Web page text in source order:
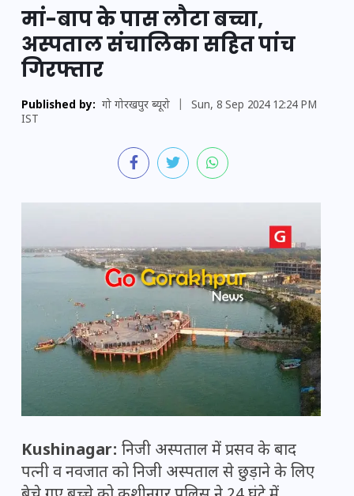
मां-बाप के पास लौटा बच्चा,
अस्पताल संचालिका सहित पांच
गिरफ्तार
Published by: गो गोरखपुर ब्यूरो
Sun, 8 Sep 2024 12:24 PM
IST
Kushinagar: निजी अस्पताल में प्रसव के बाद
पत्नी व नवजात को निजी अस्पताल से छुड़ाने के लिए